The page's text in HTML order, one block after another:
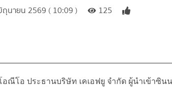
ถุนายน 2569 ( 10:09 ) 125
โอ ประธานบริษัท เคเอฟยู จำกัด ผู้นำเข้าซินน